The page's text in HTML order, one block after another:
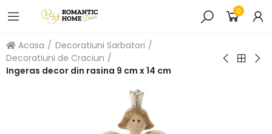
0
Acasa
Decoratiuni Sarbatori
Decoratiuni de Craciun
Ingeras decor din rasina 9 cm x 14 cm